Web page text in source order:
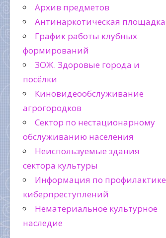
Архив предметов
Антинаркотическая площадка
График работы клубных
формирований
ЗОЖ. Здоровые города и
посёлки
Киновидеообслуживание
агрогородков
Сектор по нестационарному
обслуживанию населения
Неиспользуемые здания
сектора культуры
Информация по профилактике
киберпреступлений
Нематериальное культурное
наследие